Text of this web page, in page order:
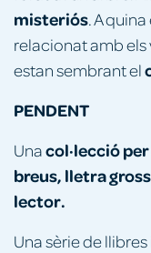
misteriós. A
relacionat amb els
estan sembrant el
PENDENT
Unacol·lecció
breus, lletra
lector.
Una sèrie de